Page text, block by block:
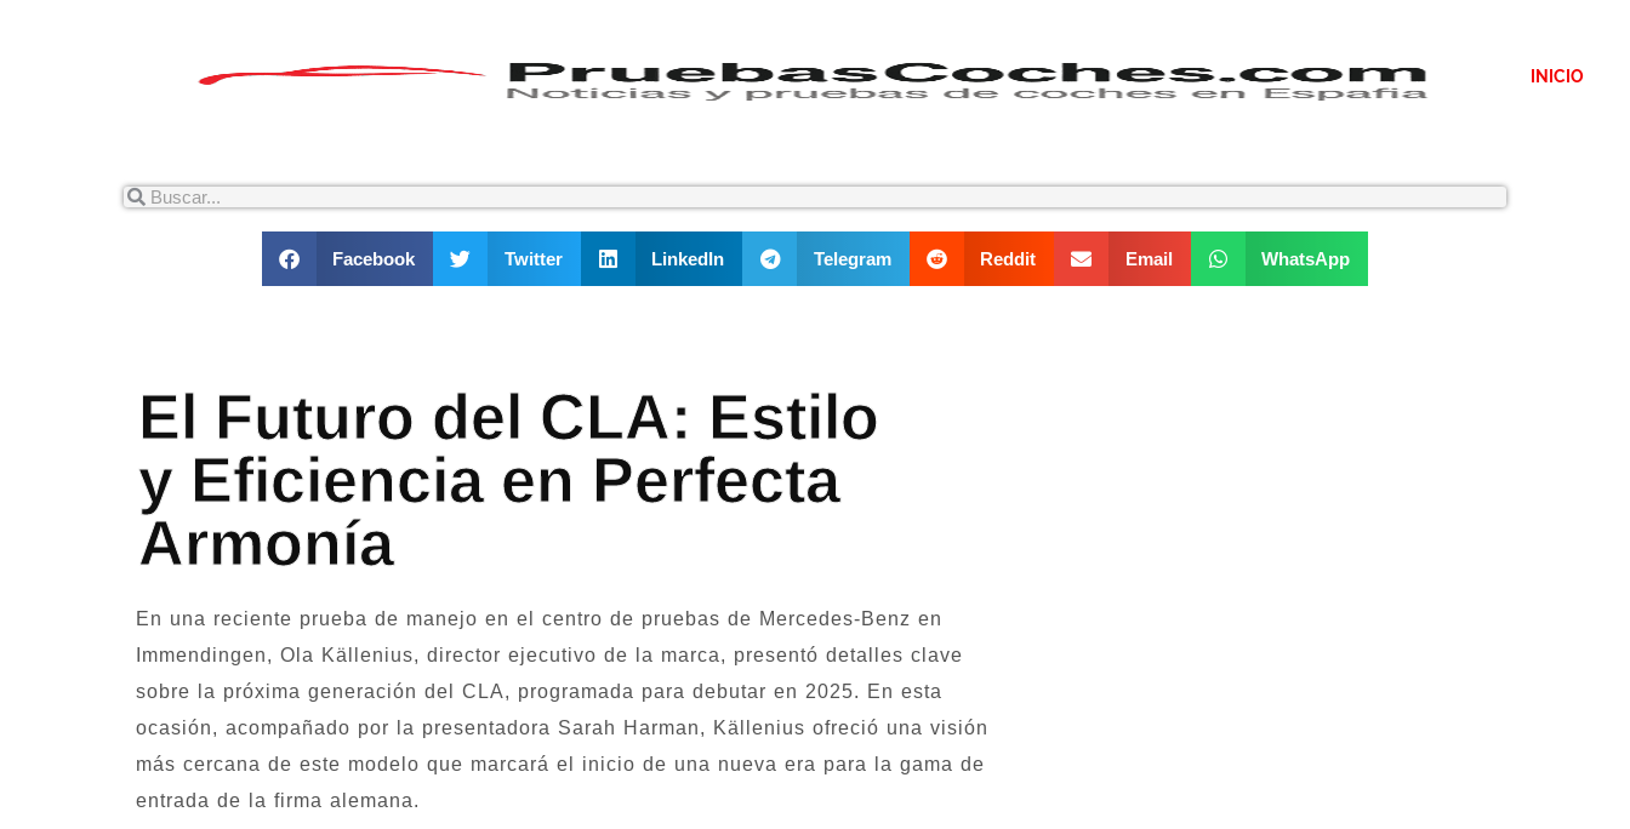
INICIO
Facebook Twitter LinkedIn Telegram Reddit Email WhatsApp
El Futuro del CLA: Estilo
y Eficiencia en Perfecta
Armonía
En una reciente prueba de manejo en el centro de pruebas de Mercedes-Benz en
Immendingen, Ola Källenius, director ejecutivo de la marca, presentó detalles clave
sobre la próxima generación del CLA, programada para debutar en 2025. En esta
ocasión, acompañado por la presentadora Sarah Harman, Källenius ofreció una visión
más cercana de este modelo que marcará el inicio de una nueva era para la gama de
entrada de la firma alemana.